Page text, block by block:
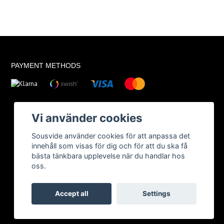
PAYMENT METHODS
Vi använder cookies
Sousvide använder cookies för att anpassa det
innehåll som visas för dig och för att du ska få
bästa tänkbara upplevelse när du handlar hos
oss.
Accept all Settings